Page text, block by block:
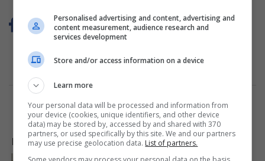
LAJME NGA INTERNETI
Personalised advertising and content, advertising and
content measurement, audience research and
services development
Store and/or access information on a device
Learn more
Your personal data will be processed and information from
your device (cookies, unique identifiers, and other device
data) may be stored by, accessed by and shared with 370
partners, or used specifically by this site. We and our partners
may use precise geolocation data. List of partners.